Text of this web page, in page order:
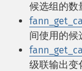
候选组的数
间使用的候
级联输出变